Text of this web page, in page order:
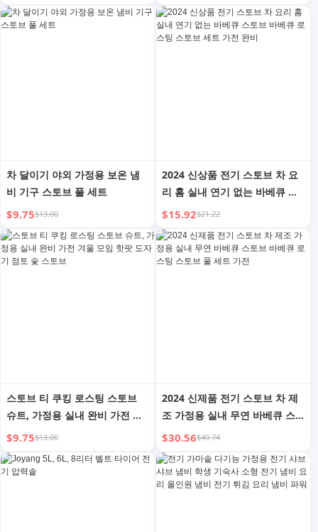
차 달이기 야외 가정용 보온 냄
비 기구 스토브 풀 세트
$9.75$13.00
2024 신상품 전기 스토브 차 요
리 홈 실내 연기 없는 바베큐 스
토브 바베큐 로스팅 스토브 세트
가전 완비
$15.92$21.22
스토브 티 쿠킹 로스팅 스토브
슈트, 가정용 실내 완비 가전 겨
울 모임 핫팟 도자기 점토 숯 스
토브
$9.75$13.00
2024 신제품 전기 스토브 차 제
조 가정용 실내 무연 바베큐 스
토브 바베큐 로스팅 스토브 풀
세트 가전
$30.56$40.74